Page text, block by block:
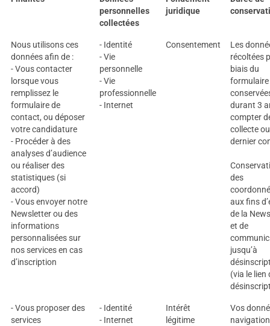
personnelles
collectées
juridique
Nous utilisons ces
données afin de :
- Vous contacter
lorsque vous
remplissez le
formulaire de
contact, ou déposer
votre candidature
- Procéder à des
analyses d’audience
ou réaliser des
statistiques (si
accord)
- Vous envoyer notre
Newsletter ou des
informations
personnalisées sur
nos services en cas
d’inscription
- Identité
- Vie
personnelle
- Vie
professionnelle
- Internet
Consentement
Les
récoltées
biais du
durant 3
compter
collecte
dernier
des
aux fins
de la
et de
jusqu’à
(via le lien
- Vous proposer des
services
- Identité
- Internet
Intérêt
légitime
Vos